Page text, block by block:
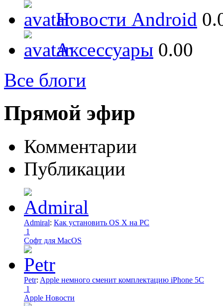
Новости Android
Аксессуары 0.00
Все блоги
Прямой эфир
Комментарии
Публикации
Admiral: Как установить OS X на PC
1
Софт для MacOS
Petr: Apple немного сменит комплектацию iPhone 5C
1
Apple Новости